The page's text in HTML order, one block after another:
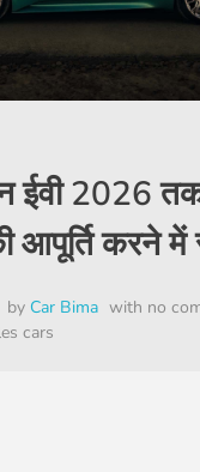
ईवी 2026
आपूर्ति करने में
by Car Bima with no
cars